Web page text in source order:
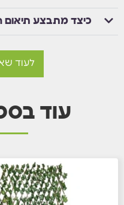
כיצד מתבצע
לעוד
עוד